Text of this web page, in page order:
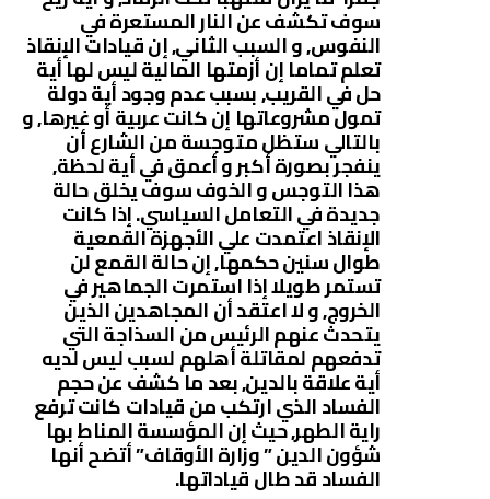
سوف تكشف عن النار المستعرة في
النفوس, و السبب الثاني, إن قيادات الإنقاذ
تعلم تماما إن أزمتها المالية ليس لها أية
حل في القريب, بسبب عدم وجود أية دولة
تمول مشروعاتها إن كانت عربية أو غيرها, و
بالتالي ستظل متوجسة من الشارع أن
ينفجر بصورة أكبر و أعمق في أية لحظة,
هذا التوجس و الخوف سوف يخلق حالة
جديدة في التعامل السياسي. إذا كانت
الإنقاذ اعتمدت علي الأجهزة القمعية
طوال سنين حكمها, إن حالة القمع لن
تستمر طويلا إذا استمرت الجماهير في
الخروج, و لا اعتقد أن المجاهدين الذين
يتحدث عنهم الرئيس من السذاجة التي
تدفعهم لمقاتلة أهلهم لسبب ليس لديه
أية علاقة بالدين, بعد ما كشف عن حجم
الفساد الذي ارتكب من قيادات كانت ترفع
راية الطهر, حيث إن المؤسسة المناط بها
شؤون الدين ” وزارة الأوقاف” أتضح أنها
الفساد قد طال قياداتها.